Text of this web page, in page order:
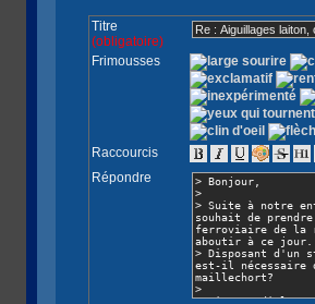
Titre
(obligatoire)
Frimousses
Raccourcis
Répondre